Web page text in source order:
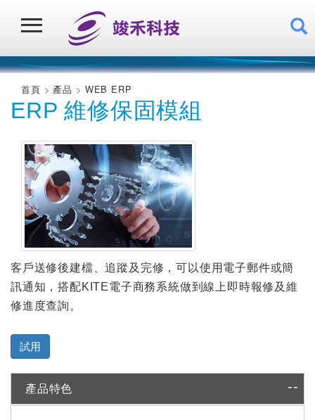
首頁 產品 WEB ERP
ERP 維修保固模組
客戶送修後建檔、追蹤及完修，可以使用電子郵件或簡
訊通知，搭配KITE電子商務系統做到線上即時報修及維
修進度查詢。
產品特色